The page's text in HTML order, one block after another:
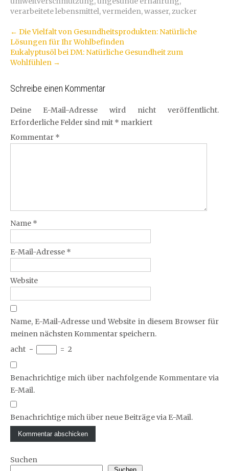
verarbeitete lebensmittel,vermeiden,wasser, zucker
Artikel-
Navigation
← Die Vielfalt von Gesundheitsprodukten: Natürliche
Lösungen für Ihr Wohlbefinden
Eukalyptusöl bei DM: Natürliche Gesundheit zum
Wohlfühlen →
Schreibe einen Kommentar
Deine E-Mail-Adresse wird nicht veröffentlicht.
Erforderliche Felder sind mit * markiert
Kommentar *
Name *
E-Mail-Adresse *
Website
Name, E-Mail-Adresse und Website in diesem Browser für
meinen nächsten Kommentar speichern.
acht − = 2
Benachrichtige mich über nachfolgende Kommentare via
E-Mail.
Benachrichtige mich über neue Beiträge via E-Mail.
Suchen
Suchen